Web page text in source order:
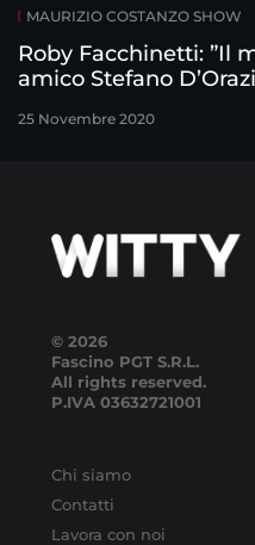
MAURIZIO COSTANZO SHOW
Roby Facchinetti: ”Il
amico Stefano
25 Novembre 2020
© 2026
Fascino PGT S.R.L.
All rights reserved.
P.IVA 03632721001
Chi siamo
Contatti
Lavora con noi